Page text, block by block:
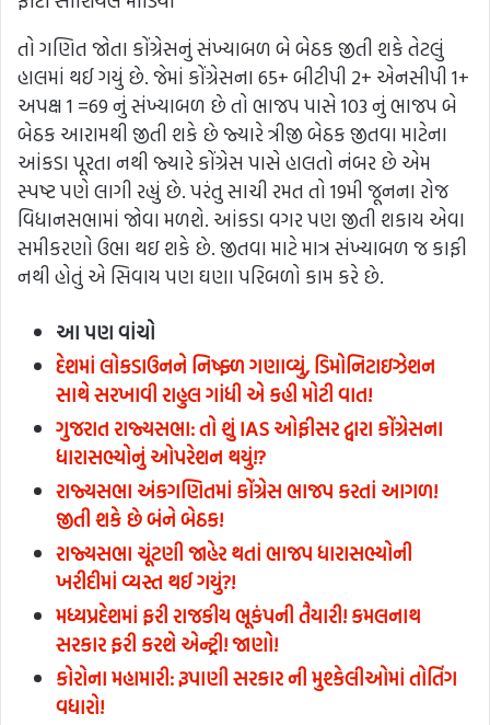
તો ગણિત જોતા કોંગ્રેસનું સંખ્યાબળ બે બેઠક જીતી શકે તેટલું
હાલમાં થઈ ગયું છે. જેમાં કોંગ્રેસના 65+ બીટીપી 2+ એનસીપી 1+
અપક્ષ 1 =69 નું સંખ્યાબળ છે તો ભાજપ પાસે 103 નું ભાજપ બે
બેઠક આરામથી જીતી શકે છે જ્યારે ત્રીજી બેઠક જીતવા માટેના
આંકડા પૂરતા નથી જ્યારે કોંગ્રેસ પાસે હાલતો નંબર છે એમ
સ્પષ્ટ પણે લાગી રહ્યું છે. પરંતુ સાચી રમત તો 19મી જૂનના રોજ
વિધાનસભામાં જોવા મળશે. આંકડા વગર પણ જીતી શકાય એવા
સમીકરણો ઉભા થઇ શકે છે. જીતવા માટે માત્ર સંખ્યાબળ જ કાફી
નથી હોતું એ સિવાય પણ ઘણા પરિબળો કામ કરે છે.
આ પણ વાંચો
દેશમાં લોકડાઉનને નિષ્ફ્ળ ગણાવ્યું, ડિમોનિટાઇઝેશન
સાથે સરખાવી રાહુલ ગાંધી એ કહી મોટી વાત!
ગુજરાત રાજ્યસભા: તો શું IAS ઓફીસર દ્વારા કોંગ્રેસના
ધારાસભ્યોનું ઓપરેશન થયું!?
રાજ્યસભા અંકગણિતમાં કોંગ્રેસ ભાજપ કરતાં આગળ!
જીતી શકે છે બંને બેઠક!
રાજ્યસભા ચૂંટણી જાહેર થતાં ભાજપ ધારાસભ્યોની
ખરીદીમાં વ્યસ્ત થઈ ગયું?!
મધ્યપ્રદેશમાં ફરી રાજકીય ભૂકંપની તૈયારી! કમલનાથ
સરકાર ફરી કરશે એન્ટ્રી! જાણો!
કોરોના મહામારી: રૂપાણી સરકાર ની મુશ્કેલીઓમાં તોતિંગ
વધારો!